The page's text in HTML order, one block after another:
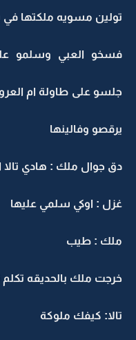
تولين مسويه ملكتها في
فسخو العبي وسلمو
جلسو على طاولة ام
يرقصو وفالينها
دق جوال ملك : هادي تالا
غزل : اوكي سلمي عليها
ملك : طيب
خرجت ملك بالحديقه تكلم
تالا: كيفك ملوكة